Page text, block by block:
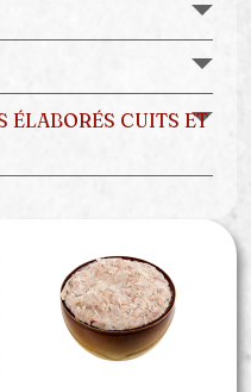
ÉLABORÉS CUITS ET